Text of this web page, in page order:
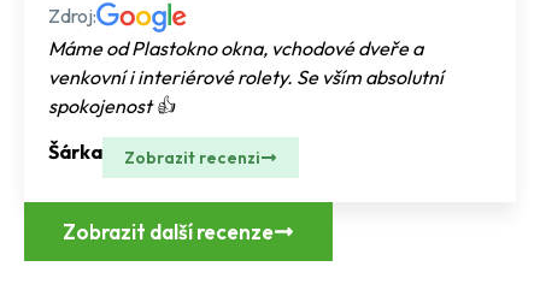
Zdroj:
Máme od Plastokno okna, vchodové dveře a
venkovní i interiérové rolety. Se vším absolutní
spokojenost 👍
Šárka
Zobrazit recenzi
Zobrazit další recenze